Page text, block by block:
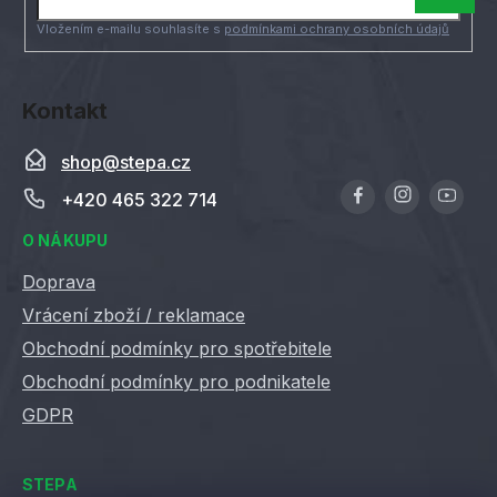
p
i
Kontakt
shop@stepa.cz
+420 465 322 714
O NÁKUPU
Doprava
Vrácení zboží / reklamace
Obchodní podmínky pro spotřebitele
Obchodní podmínky pro podnikatele
GDPR
STEPA
Vložením e-mailu souhlasíte s podmínkami ochrany osobních údajů